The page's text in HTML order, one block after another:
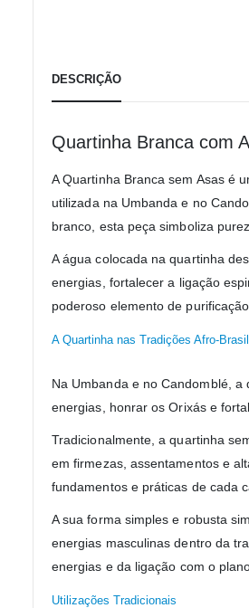
DESCRIÇÃO
Quartinha Branca com
A Quartinha Branca sem Asas é
utilizada na Umbanda e no
branco, esta peça simboliza
A água colocada na quartinha
energias, fortalecer a ligação
poderoso elemento de
A Quartinha nas Tradições Afro-
Na Umbanda e no Candomblé,
energias, honrar os Orixás e
Tradicionalmente, a quartinha
em firmezas, assentamentos e
fundamentos e práticas de cada
A sua forma simples e robusta
energias masculinas dentro da
energias e da ligação com o
Utilizações Tradicionais